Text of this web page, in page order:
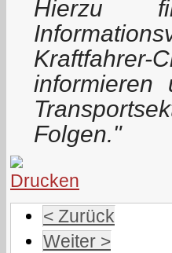
Hierzu
Kraftfahrer-
informieren
Folgen."
< Zurück
Weiter >